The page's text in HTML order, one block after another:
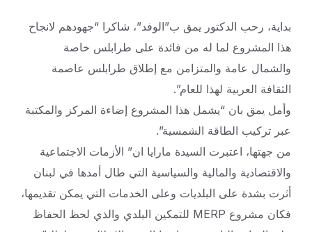
بداية، رحب الدكتور يمق ب”الوفد”، شاكرا “جهودهم لانجاح
هذا المشروع لما له من فائدة على طرابلس خاصة
والشمال عامة والمتزامن مع إطلاق طرابلس عاصمة
الثقافة العربية لهذا للعام”.
وأمل يمق بان “يشمل هذا المشروع إضاءة المركز والمكتبة
عبر تركيب الطاقة الشمسية”.
من جهتها، اعتبرت السيدة مارايا ان” الأزمات الاجتماعية
والاقتصادية والمالية والسياسية التي طال أمدها في لبنان
أثرت بشدة على البلديات وعلى الخدمات التي يمكن تقديمها،
فكان مشروع MERP للتمكين البلدي والذي لحظ الحفاظ